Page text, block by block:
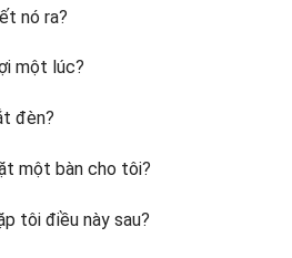
nó ra?
một lúc?
đèn?
một bàn cho tôi?
tôi điều này sau?